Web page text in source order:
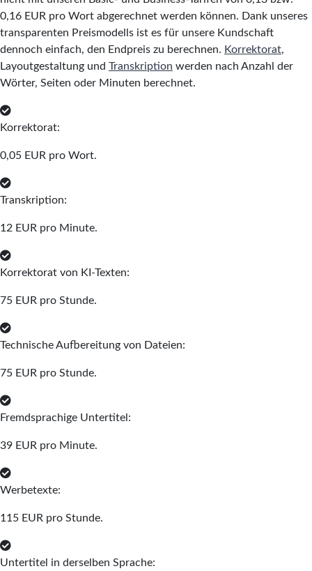
0,16 EUR pro Wort abgerechnet werden können. Dank unseres
transparenten Preismodells ist es für unsere Kundschaft
dennoch einfach, den Endpreis zu berechnen. Korrektorat,
Layoutgestaltung und Transkription werden nach Anzahl der
Wörter, Seiten oder Minuten berechnet.
Korrektorat:
0,05 EUR pro Wort.
Transkription:
12 EUR pro Minute.
Korrektorat von KI-Texten:
75 EUR pro Stunde.
Technische Aufbereitung von Dateien:
75 EUR pro Stunde.
Fremdsprachige Untertitel:
39 EUR pro Minute.
Werbetexte:
115 EUR pro Stunde.
Untertitel in derselben Sprache: